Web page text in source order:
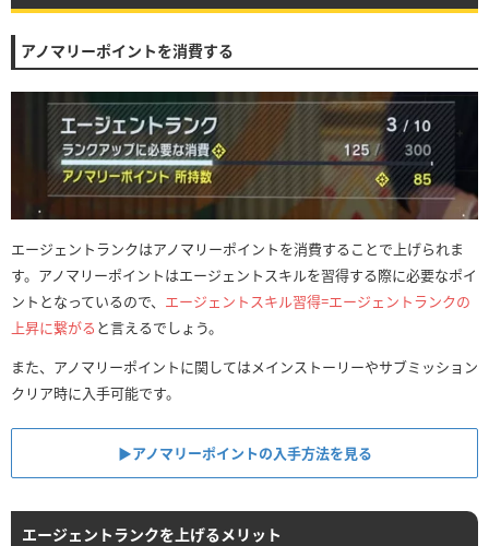
アノマリーポイントを消費する
エージェントランクはアノマリーポイントを消費することで上げられま
す。アノマリーポイントはエージェントスキルを習得する際に必要なポイ
ントとなっているので、 エージェントスキル習得=エージェントランクの
上昇に繋がる と言えるでしょう。
また、アノマリーポイントに関してはメインストーリーやサブミッション
クリア時に入手可能です。
▶︎アノマリーポイントの入手方法を見る
エージェントランクを上げるメリット